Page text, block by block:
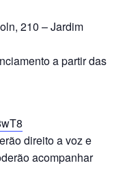
210 – Jardim
a partir das
direito a voz e
acompanhar